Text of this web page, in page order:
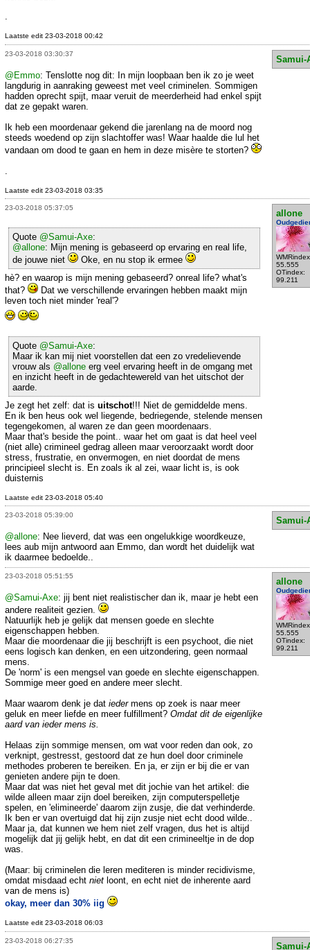
.
Laatste edit 23-03-2018 00:42
23-03-2018 03:30:37
Samui-
@Emmo: Tenslotte nog dit: In mijn loopbaan ben ik zo je weet
langdurig in aanraking geweest met veel criminelen. Sommigen
hadden oprecht spijt, maar veruit de meerderheid had enkel spijt
dat ze gepakt waren.
Ik heb een moordenaar gekend die jarenlang na de moord nog
steeds woedend op zijn slachtoffer was! Waar haalde die lul het
vandaan om dood te gaan en hem in deze misère te storten?
Laatste edit 23-03-2018 03:35
23-03-2018 05:37:05
allone
55.555
OTindex:
99.211
Quote @Samui-Axe:
@allone: Mijn mening is gebaseerd op ervaring en real life,
de jouwe niet
Oke, en nu stop ik ermee
hè? en waarop is mijn mening gebaseerd? onreal life? what's
that?
Dat we verschillende ervaringen hebben maakt mijn
leven toch niet minder 'real'?
Quote @Samui-Axe:
Maar ik kan mij niet voorstellen dat een zo vredelievende
vrouw als @allone erg veel ervaring heeft in de omgang met
en inzicht heeft in de gedachtewereld van het uitschot der
aarde.
Je zegt het zelf: dat is uitschot!!! Niet de gemiddelde mens.
En ik ben heus ook wel liegende, bedriegende, stelende mensen
tegengekomen, al waren ze dan geen moordenaars.
Maar that's beside the point.. waar het om gaat is dat heel veel
(niet alle) crimineel gedrag alleen maar veroorzaakt wordt door
stress, frustratie, en onvermogen, en niet doordat de mens
principieel slecht is. En zoals ik al zei, waar licht is, is ook
duisternis
Laatste edit 23-03-2018 05:40
23-03-2018 05:39:00
Samui-
@allone: Nee lieverd, dat was een ongelukkige woordkeuze,
lees aub mijn antwoord aan Emmo, dan wordt het duidelijk wat
ik daarmee bedoelde..
23-03-2018 05:51:55
allone
55.555
OTindex:
99.211
@Samui-Axe: jij bent niet realistischer dan ik, maar je hebt een
andere realiteit gezien.
Natuurlijk heb je gelijk dat mensen goede en slechte
eigenschappen hebben.
Maar die moordenaar die jij beschrijft is een psychoot, die niet
eens logisch kan denken, en een uitzondering, geen normaal
mens.
De 'norm' is een mengsel van goede en slechte eigenschappen.
Sommige meer goed en andere meer slecht.
Maar waarom denk je dat iedermens op zoek is naar meer
geluk en meer liefde en meer fulfillment? Omdat dit de eigenlijke
aard van ieder mens is.
Helaas zijn sommige mensen, om wat voor reden dan ook, zo
verknipt, gestresst, gestoord dat ze hun doel door criminele
methodes proberen te bereiken. En ja, er zijn er bij die er van
genieten andere pijn te doen.
Maar dat was niet het geval met dit jochie van het artikel: die
wilde alleen maar zijn doel bereiken, zijn computerspelletje
spelen, en 'elimineerde' daarom zijn zusje, die dat verhinderde.
Ik ben er van overtuigd dat hij zijn zusje niet echt dood wilde..
Maar ja, dat kunnen we hem niet zelf vragen, dus het is altijd
mogelijk dat jij gelijk hebt, en dat dit een crimineeltje in de dop
was.
(Maar: bij criminelen die leren mediteren is minder recidivisme,
omdat misdaad echt niet loont, en echt niet de inherente aard
van de mens is)
okay, meer dan 30% iig
Laatste edit 23-03-2018 06:03
23-03-2018 06:27:35
Samui-